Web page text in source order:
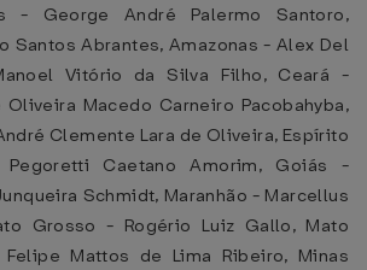
- George André Palermo Santoro,
Santos Abrantes, Amazonas - Alex Del
Vitório da Silva Filho, Ceará -
Oliveira Macedo Carneiro Pacobahyba,
Clemente Lara de Oliveira, Espírito
Caetano Amorim, Goiás -
Schmidt, Maranhão - Marcellus
Grosso - Rogério Luiz Gallo, Mato
Mattos de Lima Ribeiro, Minas